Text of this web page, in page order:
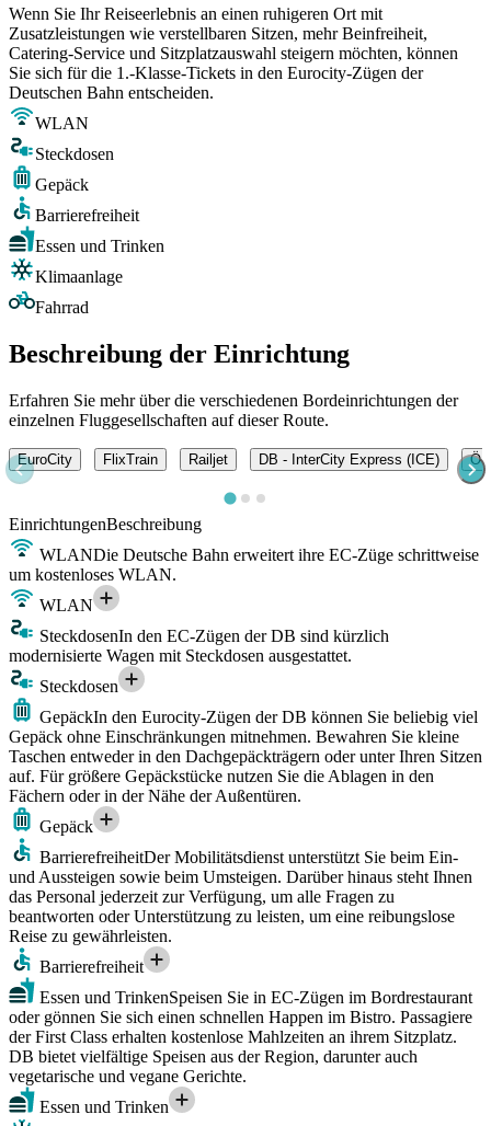
Wenn Sie Ihr Reiseerlebnis an einen ruhigeren Ort mit
Zusatzleistungen wie verstellbaren Sitzen, mehr Beinfreiheit,
Catering-Service und Sitzplatzauswahl steigern möchten, können
Sie sich für die 1.-Klasse-Tickets in den Eurocity-Zügen der
Deutschen Bahn entscheiden.
WLAN
Steckdosen
Gepäck
Barrierefreiheit
Essen und Trinken
Klimaanlage
Fahrrad
Beschreibung der Einrichtung
Erfahren Sie mehr über die verschiedenen Bordeinrichtungen der
einzelnen Fluggesellschaften auf dieser Route.
EuroCity FlixTrain Railjet DB - InterCity Express (ICE)
EinrichtungenBeschreibung
WLANDie Deutsche Bahn erweitert ihre EC-Züge schrittweise
um kostenloses WLAN.
WLAN
SteckdosenIn den EC-Zügen der DB sind kürzlich
modernisierte Wagen mit Steckdosen ausgestattet.
Steckdosen
GepäckIn den Eurocity-Zügen der DB können Sie beliebig viel
Gepäck ohne Einschränkungen mitnehmen. Bewahren Sie kleine
Taschen entweder in den Dachgepäckträgern oder unter Ihren Sitzen
auf. Für größere Gepäckstücke nutzen Sie die Ablagen in den
Fächern oder in der Nähe der Außentüren.
Gepäck
BarrierefreiheitDer Mobilitätsdienst unterstützt Sie beim Ein-
und Aussteigen sowie beim Umsteigen. Darüber hinaus steht Ihnen
das Personal jederzeit zur Verfügung, um alle Fragen zu
beantworten oder Unterstützung zu leisten, um eine reibungslose
Reise zu gewährleisten.
Barrierefreiheit
Essen und TrinkenSpeisen Sie in EC-Zügen im Bordrestaurant
oder gönnen Sie sich einen schnellen Happen im Bistro. Passagiere
der First Class erhalten kostenlose Mahlzeiten an ihrem Sitzplatz.
DB bietet vielfältige Speisen aus der Region, darunter auch
vegetarische und vegane Gerichte.
Essen und Trinken